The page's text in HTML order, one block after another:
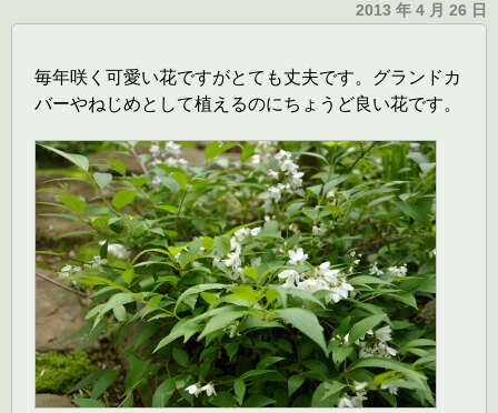
2013 年 4 月 26 日
毎年咲く可愛い花ですがとても丈夫です。グランドカ
バーやねじめとして植えるのにちょうど良い花です。